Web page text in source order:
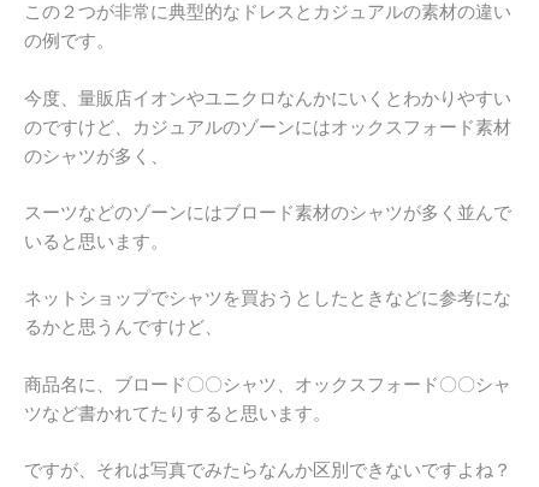
この２つが非常に典型的なドレスとカジュアルの素材の違い
の例です。
今度、量販店イオンやユニクロなんかにいくとわかりやすい
のですけど、カジュアルのゾーンにはオックスフォード素材
のシャツが多く、
スーツなどのゾーンにはブロード素材のシャツが多く並んで
いると思います。
ネットショップでシャツを買おうとしたときなどに参考にな
るかと思うんですけど、
商品名に、ブロード〇〇シャツ、オックスフォード〇〇シャ
ツなど書かれてたりすると思います。
ですが、それは写真でみたらなんか区別できないですよね？